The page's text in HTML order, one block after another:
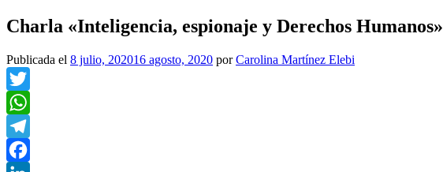
Charla «Inteligencia, espionaje y Derechos Humanos»
Publicada el 8 julio, 202016 agosto, 2020 porCarolina Martínez Elebi
Twitter
WhatsApp
Telegram